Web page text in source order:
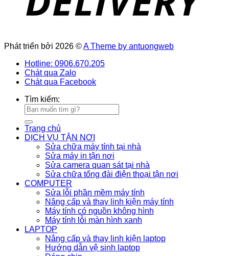
Phát triển bởi 2026 ©A Theme by antuongweb
Hotline: 0906.670.205
Chát qua Zalo
Chát qua Facebook
Tìm kiếm:
Trang chủ
DỊCH VỤ TẬN NƠI
Sửa chữa máy tính tại nhà
Sửa máy in tận nơi
Sửa camera quan sát tại nhà
Sửa chữa tổng đài điện thoại tận nơi
COMPUTER
Sửa lỗi phần mềm máy tính
Nâng cấp và thay linh kiện máy tính
Máy tính có nguồn không hình
Máy tính lỗi màn hình xanh
LAPTOP
Nâng cấp và thay linh kiện laptop
Hướng dẫn vệ sinh laptop